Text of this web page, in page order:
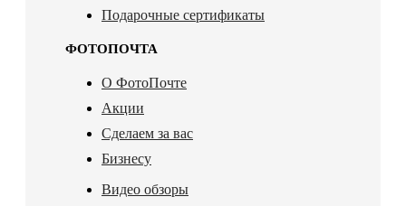
Подарочные сертификаты
ФОТОПОЧТА
О ФотоПочте
Акции
Сделаем за вас
Бизнесу
Видео обзоры